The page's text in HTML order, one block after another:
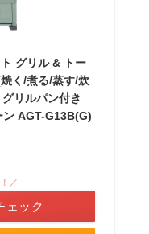
グリル & トー
く/煮る/蒸す/炊
リルパン付き
AGT-G13B(G)
／
ェック